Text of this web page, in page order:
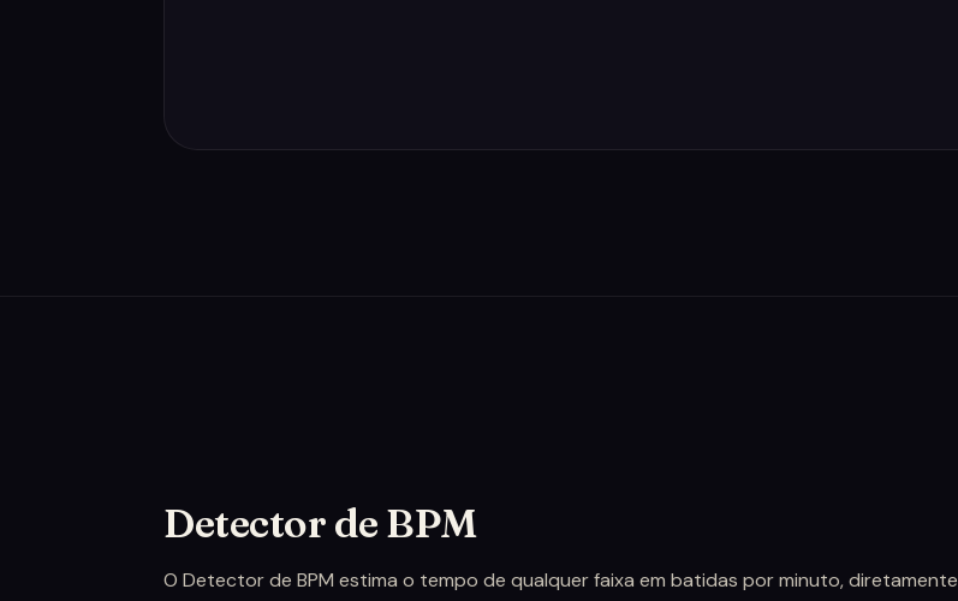
Detector de BPM
O Detector de BPM estima o tempo de qualquer faixa em batidas por minuto, diretamente